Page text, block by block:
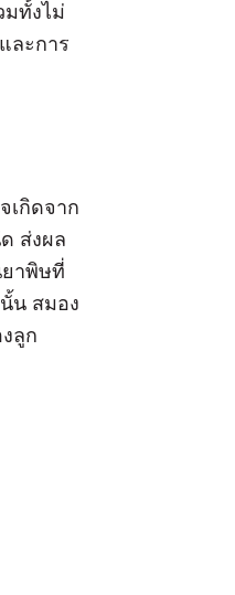
มทั้งไม่
ละการ
เกิดจาก
ส่งผล
ยาพิษที่
น สมอง
ลูก